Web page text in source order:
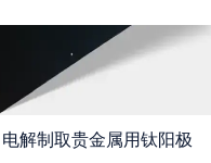
电解制取贵金属用钛阳极